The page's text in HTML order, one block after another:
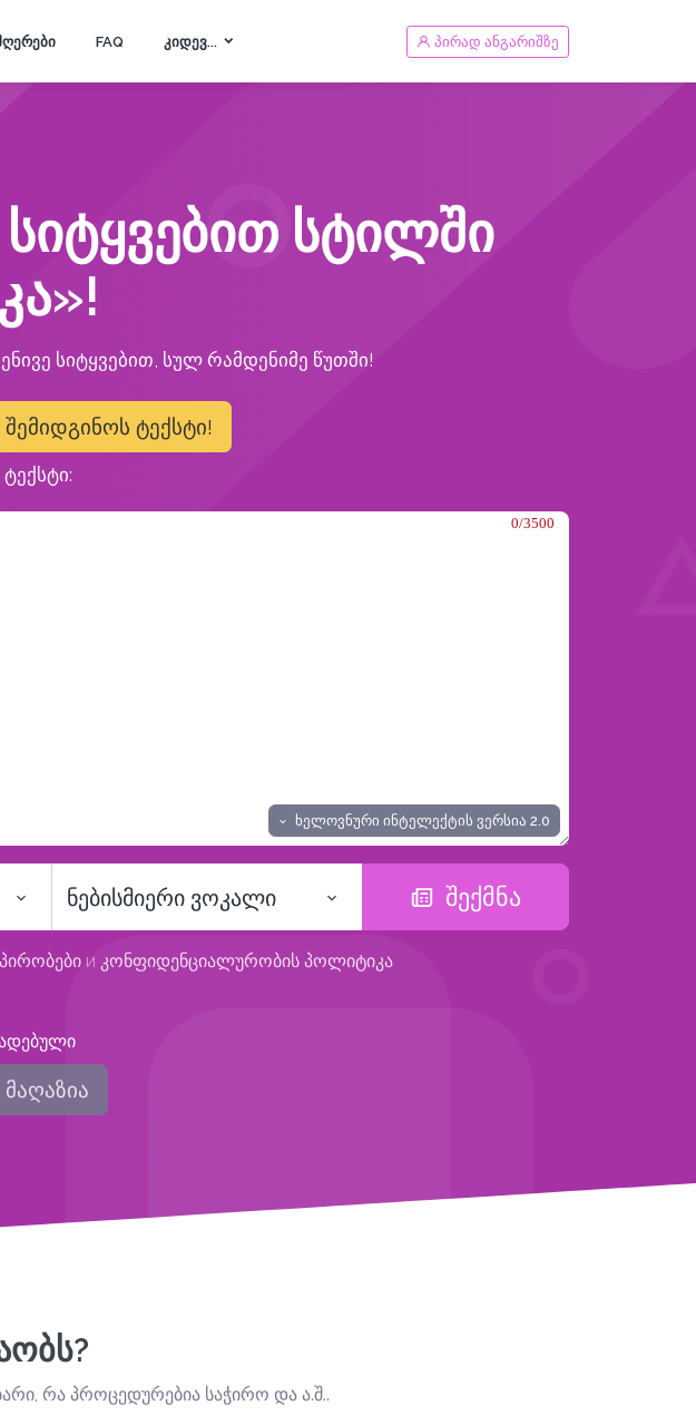
FAQ ᲙᲘᲓᲔᲕ... პირად ანგარიშზე
სიტყვებით სტილში
სიტყვებით, სულ რამდენიმე წუთში!
ტექსტი!
0/3500
ხელოვნური ინტელექტის ვერსია 2.0
ნებისმიერი ვოკალი შექმნა
и კონფიდენციალურობის პოლიტიკა
რა პროცედურებია საჭირო და ა.შ..